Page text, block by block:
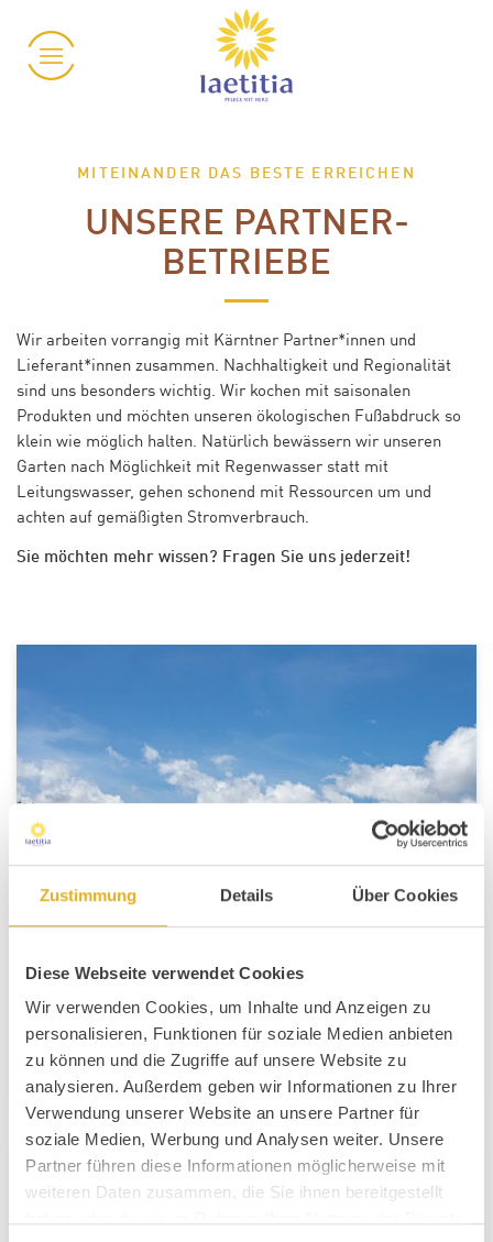
Zustimmung Details Über Cookies
Diese Webseite verwendet Cookies
Wir verwenden Cookies, um Inhalte und Anzeigen zu
personalisieren, Funktionen für soziale Medien anbieten
zu können und die Zugriffe auf unsere Website zu
analysieren. Außerdem geben wir Informationen zu Ihrer
Verwendung unserer Website an unsere Partner für
soziale Medien, Werbung und Analysen weiter. Unsere
Partner führen diese Informationen möglicherweise mit
weiteren Daten zusammen, die Sie ihnen bereitgestellt
Zum Inhalt
UNSERE PARTNER-
BETRIEBE
MITEINANDER DAS BESTE ERREICHEN
Wir arbeiten vorrangig mit Kärntner Partner*innen und
Lieferant*innen zusammen. Nachhaltigkeit und Regionalität
sind uns besonders wichtig. Wir kochen mit saisonalen
Produkten und möchten unseren ökologischen Fußabdruck so
klein wie möglich halten. Natürlich bewässern wir unseren
Garten nach Möglichkeit mit Regenwasser statt mit
Leitungswasser, gehen schonend mit Ressourcen um und
achten auf gemäßigten Stromverbrauch.
Sie möchten mehr wissen? Fragen Sie uns jederzeit!